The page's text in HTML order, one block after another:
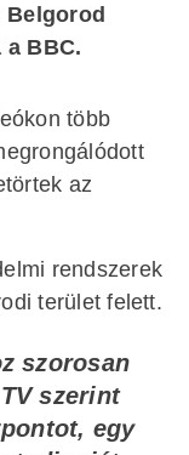
Belgorod
BBC.
több
az
rendszerek
terület felett.
szorosan
szerint
egy